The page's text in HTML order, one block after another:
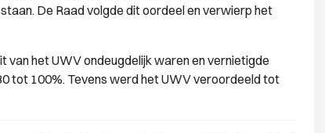
De Raad volgde dit oordeel en verwierp het
van het UWV ondeugdelijk waren en vernietigde
tot 100%. Tevens werd het UWV veroordeeld tot